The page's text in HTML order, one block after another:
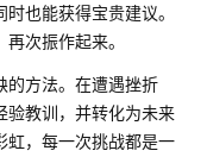
也能获得宝贵建议。
次振作起来。
的方法。在遭遇挫折
验教训，并转化为未来
虹，每一次挑战都是一